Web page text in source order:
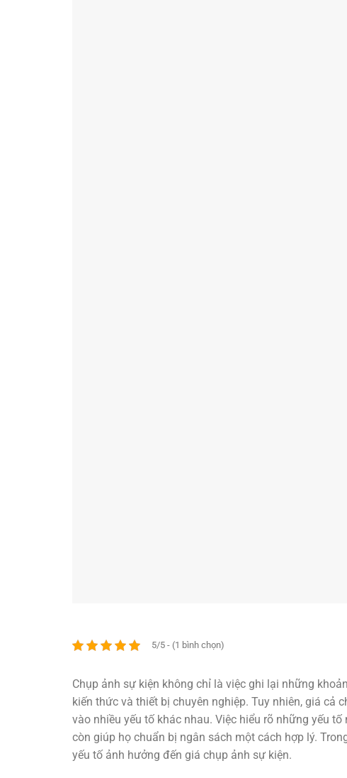
5/5 - (1 bình chọn)
Chụp ảnh sự kiện không chỉ là việc ghi lại những
kiến thức và thiết bị chuyên nghiệp. Tuy nhiên, giá cả
vào nhiều yếu tố khác nhau. Việc hiểu rõ những yếu
còn giúp họ chuẩn bị ngân sách một cách hợp lý.
yếu tố ảnh hưởng đến giá chụp ảnh sự kiện.